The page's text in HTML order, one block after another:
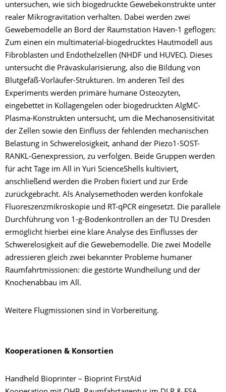
untersuchen, wie sich biogedruckte Gewebekonstrukte unter
realer Mikrogravitation verhalten. Dabei werden zwei
Gewebemodelle an Bord der Raumstation Haven-1 geflogen:
Zum einen ein multimaterial-biogedrucktes Hautmodell aus
Fibroblasten und Endothelzellen (NHDF und HUVEC). Dieses
untersucht die Prävaskularisierung, also die Bildung von
Blutgefäß-Vorläufer-Strukturen. Im anderen Teil des
Experiments werden primäre humane Osteozyten,
eingebettet in Kollagengelen oder biogedruckten AlgMC-
Plasma-Konstrukten untersucht, um die Mechanosensitivität
der Zellen sowie den Einfluss der fehlenden mechanischen
Belastung in Schwerelosigkeit, anhand der Piezo1-SOST-
RANKL-Genexpression, zu verfolgen. Beide Gruppen werden
für acht Tage im All in Yuri ScienceShells kultiviert,
anschließend werden die Proben fixiert und zur Erde
zurückgebracht. Als Analysemethoden werden konfokale
Fluoreszenzmikroskopie und RT-qPCR eingesetzt. Die parallele
Durchführung von 1-g-Bodenkontrollen an der TU Dresden
ermöglicht hierbei eine klare Analyse des Einflusses der
Schwerelosigkeit auf die Gewebemodelle. Die zwei Modelle
adressieren gleich zwei bekannter Probleme humaner
Raumfahrtmissionen: die gestörte Wundheilung und der
Knochenabbau im All.
Weitere Flugmissionen sind in Vorbereitung.
Kooperationen & Konsortien
Handheld Bioprinter – Bioprint FirstAid